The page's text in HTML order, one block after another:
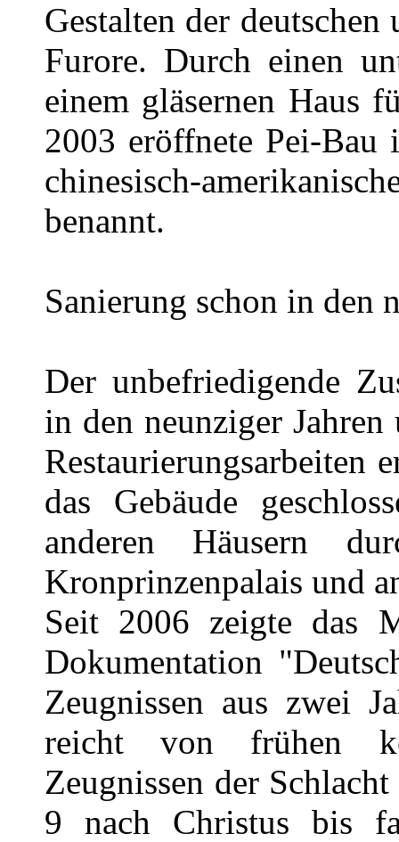
Gestalten der
Furore. Durch einen
einem gläsernen Haus
2003 eröffnete Pei-Bau
chinesisch-
benannt.
Sanierung schon in den
Der unbefriedigende
in den neunziger
Restaurierungsarbeiten
das Gebäude
anderen Häusern
Kronprinzenpalais und
Seit 2006 zeigte das
Dokumentation
Zeugnissen aus zwei
reicht von frühen
Zeugnissen der
9 nach Christus bis